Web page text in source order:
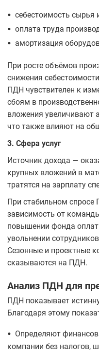
• себестоимость сырья
• оплата труда
• амортизация
При росте объёмов
снижения
ПДН чувствителен к
сбоям в
вложения увеличивают
что также влияют на
3. Сфера услуг
Источник дохода —
крупных вложений в
тратятся на зарплату
При стабильном
зависимость от
повышении фонда
увольнении
Сезонные и проектные
сказываются на ПДН.
Анализ ПДН для
ПДН показывает
Благодаря этому
• Определяют
компании без налогов,